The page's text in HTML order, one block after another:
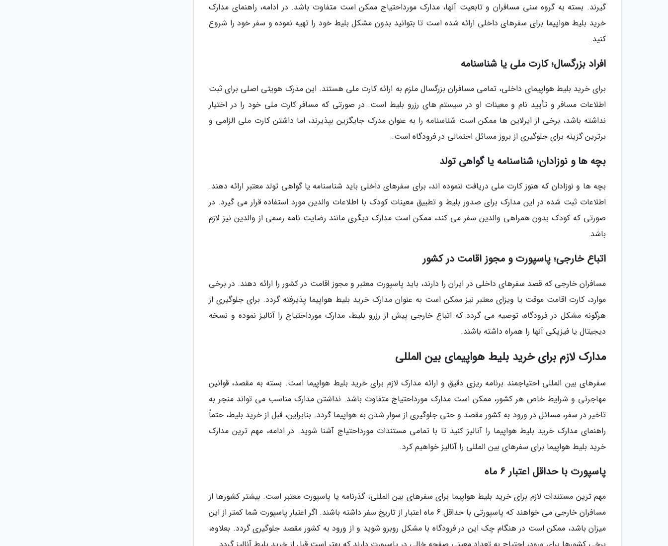
گیرند. بسته به گروه سنی مسافران و تابعیت آنها، مدارک مورداحتیاج ممکن است متفاوت باشد. در ادامه، راهنمای مدارک
خرید بلیط هواپیما برای سفرهای داخلی ارائه شده است تا بتوانید بدون مشکل بلیط خود را تهیه نموده و سفر خود را شروع
کنید.
افراد بزرگسال؛ کارت ملی یا شناسنامه
برای خرید بلیط هواپیمای داخلی، تمامی مسافران بزرگسال ملزم به ارائه کارت ملی هستند. این مدرک هویتی اصلی برای ثبت
اطلاعات مسافر و تأیید نام و معینات او در سیستم های رزرو بلیط است. در صورتی که مسافر کارت ملی خود را در اختیار
نداشته باشد، برخی از ایرلاین ها ممکن است شناسنامه را به عنوان مدرک جایگزین بپذیرند، اما داشتن کارت ملی الزامی و
برترین گزینه برای جلوگیری از بروز مسائل احتمالی در فرودگاه است.
بچه ها و نوزادان؛ شناسنامه یا گواهی تولد
بچه ها و نوزادان که هنوز کارت ملی دریافت ننموده اند، برای سفرهای داخلی باید شناسنامه یا گواهی تولد معتبر ارائه دهند.
اطلاعات ثبت شده در این مدارک برای صدور بلیط و تطبیق معینات کودک با اطلاعات والدین مورد استفاده قرار می گیرد. در
صورتی که کودک بدون همراهی والدین سفر می کند، ممکن است مدارک دیگری مانند رضایت نامه رسمی از والدین نیز لازم
باشد.
اتباع خارجی؛ پاسپورت و مجوز اقامت در کشور
مسافران خارجی که قصد سفرهای داخلی در ایران را دارند، باید پاسپورت معتبر و مجوز اقامت در کشور را ارائه دهند. در برخی
موارد، کارت اقامت موقت یا ویزای معتبر نیز ممکن است به عنوان مدارک خرید بلیط هواپیما پذیرفته گردد. برای جلوگیری از
هرگونه مشکل در فرودگاه، توصیه می گردد که اتباع خارجی پیش از رزرو بلیط، مدارک مورداحتیاج را آنالیز نموده و نسخه
دیجیتال یا فیزیکی آنها را همراه داشته باشند.
مدارک لازم برای خرید بلیط هواپیمای بین المللی
سفرهای بین المللی احتیاجمند برنامه ریزی دقیق و ارائه مدارک لازم برای خرید بلیط هواپیما است. بسته به مقصد، قوانین
مهاجرتی و شرایط خاص هر کشور، ممکن است مدارک مورداحتیاج متفاوت باشد. نداشتن مدارک مناسب می تواند منجر به
تاخیر در سفر، مسائل در ورود به کشور مقصد و حتی جلوگیری از سوار شدن به هواپیما گردد. بنابراین، قبل از خرید بلیط، حتماً
راهنمای مدارک خرید بلیط هواپیما را آنالیز کنید تا با تمامی مستندات مورداحتیاج آشنا شوید. در ادامه، مهم ترین مدارک
خرید بلیط هواپیما برای سفرهای بین المللی را آنالیز خواهیم کرد.
پاسپورت با حداقل اعتبار 6 ماه
مهم ترین مستندات لازم برای خرید بلیط هواپیما برای سفرهای بین المللی، گذرنامه یا پاسپورت معتبر است. بیشتر کشورها از
مسافران خارجی می خواهند که پاسپورتی با حداقل 6 ماه اعتبار از تاریخ سفر داشته باشند. اگر اعتبار پاسپورت شما کمتر از این
میزان باشد، ممکن است در هنگام چک این در فرودگاه با مشکل روبرو شوید و از ورود به کشور مقصد جلوگیری گردد. بعلاوه،